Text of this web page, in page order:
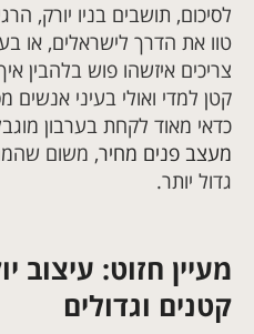
לסיכום, תושבים בניו יורק,
טוו את הדרך לישראלים, או
צריכים איזשהו פוש בלהבין
קטן למדי ואולי בעיני אנשים
כדאי מאוד לקחת בערבון
מעצב פנים מחיר, משום
גדול יותר.
מעיין חזוט: עיצוב
קטנים וגדולים